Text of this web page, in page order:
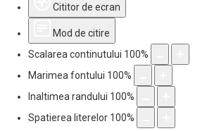
Cititor de ecran
Mod de citire
Scalarea continutului 100%
Marimea fontului 100%
Inaltimea randului 100%
Spatierea literelor 100%